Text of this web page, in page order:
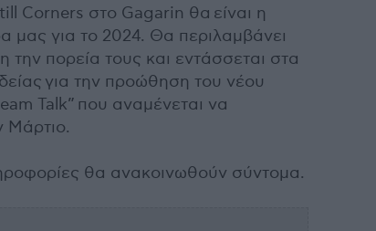
Corners στο Gagarin θα είναι η
μας για το 2024. Θα περιλαμβάνει
την πορεία τους και εντάσσεται στα
για την προώθηση του νέου
Talk” που αναμένεται να
Μάρτιο.
θα ανακοινωθούν σύντομα.